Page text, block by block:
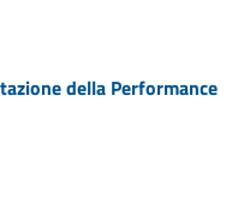
della Performance